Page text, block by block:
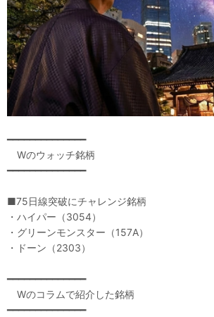
━━━━━━━━━━━━━━
Wのウォッチ銘柄
━━━━━━━━━━━━━━
■75日線突破にチャレンジ銘柄
・ハイパー（3054）
・グリーンモンスター（157A）
・ドーン（2303）
━━━━━━━━━━━━━━
Wのコラムで紹介した銘柄
━━━━━━━━━━━━━━